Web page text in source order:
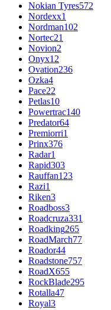
Nokian Tyres572
Nordexx1
Nordman102
Nortec21
Novion2
Onyx12
Ovation236
Ozka4
Pace22
Petlas10
Powertrac140
Predator64
Premiorri1
Prinx376
Radar1
Rapid303
Rauffan123
Razi1
Riken3
Roadboss3
Roadcruza331
Roadking265
RoadMarch77
Roador44
Roadstone757
RoadX655
RockBlade295
Rotalla47
Royal3